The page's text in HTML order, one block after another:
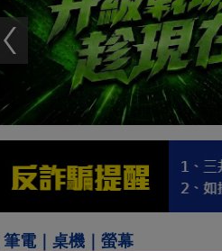
▌筆電｜桌機｜螢幕